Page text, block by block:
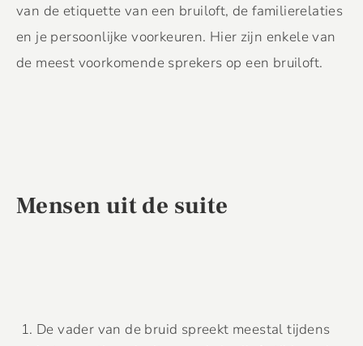
van de etiquette van een bruiloft, de familierelaties
en je persoonlijke voorkeuren. Hier zijn enkele van
de meest voorkomende sprekers op een bruiloft.
Mensen uit de suite
De vader van de bruid spreekt meestal tijdens